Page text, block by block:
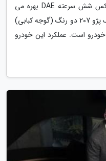
خودرو از پیشرانه TU5 پلاس و گیربکس شش سرعته DAE بهره می
برد. این خودرو در واقع نسخه یک رنگ پژو 207 دو رنگ (گوجه کبابی)
خودرو است. عملکرد این خودرو